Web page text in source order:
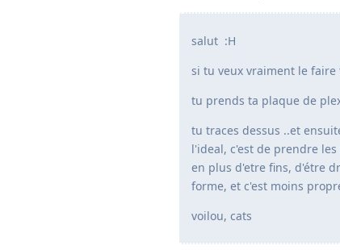
salut :H
si tu veux vraiment le
tu prends ta plaque de
tu traces dessus ..et
l'ideal, c'est de prendre
en plus d'etre fins, d'étre
forme, et c'est moins
voilou, cats